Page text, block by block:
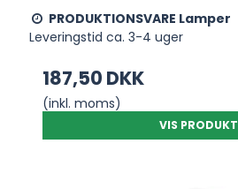
PRODUKTIONSVARE Lamper
Leveringstid ca. 3-4 uger
187,50 DKK
(inkl. moms)
VIS PRODUKT